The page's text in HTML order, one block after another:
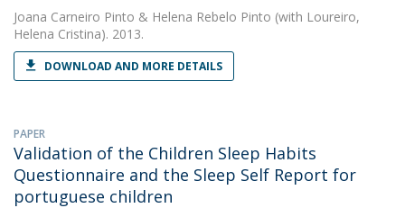
Joana Carneiro Pinto & Helena Rebelo Pinto (with Loureiro,
Helena Cristina). 2013.
DOWNLOAD AND MORE DETAILS
PAPER
Validation of the Children Sleep Habits
Questionnaire and the Sleep Self Report for
portuguese children